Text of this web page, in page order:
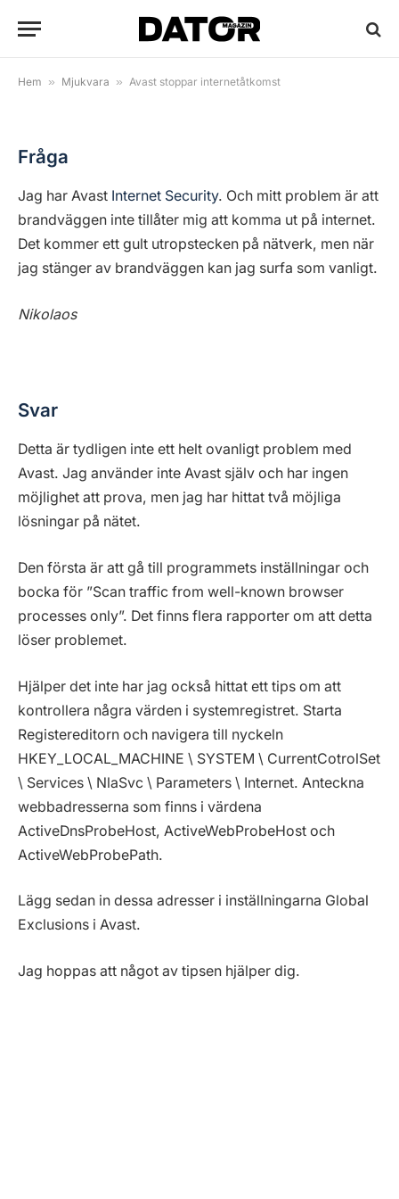
Hem » Mjukvara » Avast stoppar internetåtkomst
Avast stoppar internetåtkomst
Fråga
Jag har Avast Internet Security. Och mitt problem är att
brandväggen inte tillåter mig att komma ut på internet.
Det kommer ett gult utropstecken på nätverk, men när
jag stänger av brandväggen kan jag surfa som vanligt.
Nikolaos
Svar
Detta är tydligen inte ett helt ovanligt problem med
Avast. Jag använder inte Avast själv och har ingen
möjlighet att prova, men jag har hittat två möjliga
lösningar på nätet.
Den första är att gå till programmets inställningar och
bocka för ”Scan traffic from well-known browser
processes only”. Det finns flera rapporter om att detta
löser problemet.
Hjälper det inte har jag också hittat ett tips om att
kontrollera några värden i systemregistret. Starta
Registereditorn och navigera till nyckeln
HKEY_LOCAL_MACHINE \ SYSTEM \ CurrentCotrolSet
\ Services \ NlaSvc \ Parameters \ Internet. Anteckna
webbadresserna som finns i värdena
ActiveDnsProbeHost, ActiveWebProbeHost och
ActiveWebProbePath.
Lägg sedan in dessa adresser i inställningarna Global
Exclusions i Avast.
Jag hoppas att något av tipsen hjälper dig.